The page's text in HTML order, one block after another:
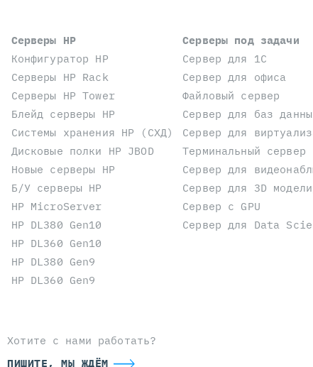
Серверы HP
Конфигуратор HP
Серверы HP Rack
Серверы HP Tower
Блейд серверы HP
Системы хранения HP (СХД)
Дисковые полки HP JBOD
Новые серверы HP
Б/У серверы HP
HP MicroServer
HP DL380 Gen10
HP DL360 Gen10
HP DL380 Gen9
HP DL360 Gen9
Серверы под задачи
Сервер для 1С
Сервер для офиса
Файловый сервер
Сервер для баз
Сервер для
Терминальный сервер
Сервер для
Сервер для 3D
Сервер с GPU
Сервер для Data
Хотите с нами работать?
ПИШИТЕ, МЫ ЖДЁМ